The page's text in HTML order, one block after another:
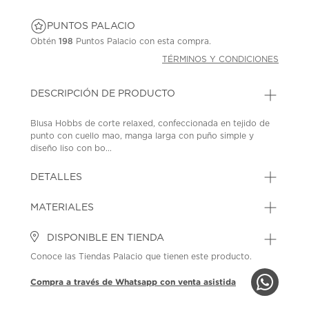
PUNTOS PALACIO
Obtén198 Puntos Palacio con esta compra.
TÉRMINOS Y CONDICIONES
DESCRIPCIÓN DE PRODUCTO
Blusa Hobbs de corte relaxed, confeccionada en tejido de
punto con cuello mao, manga larga con puño simple y
diseño liso con bo...
DETALLES
MATERIALES
DISPONIBLE EN TIENDA
Conoce las Tiendas Palacio que tienen este producto.
Compra a través de Whatsapp con venta asistida